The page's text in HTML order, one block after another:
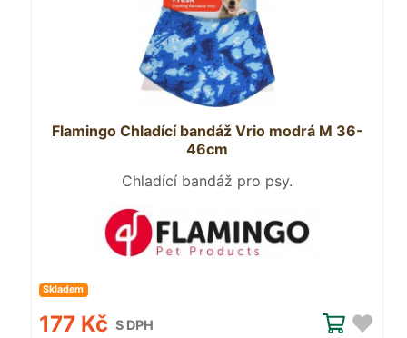
Flamingo Chladící bandáž Vrio modrá M 36-
46cm
Chladící bandáž pro psy.
Skladem
177 Kč S DPH